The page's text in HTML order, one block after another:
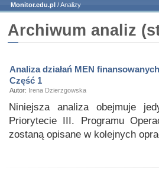
Monitor.edu.pl /Analizy
Archiwum analiz
Analiza działań MEN
Część 1
Autor: Irena Dzierzgowska
Niniejsza analiza obejmuje
Priorytecie III. Programu
zostaną opisane w kolejnych